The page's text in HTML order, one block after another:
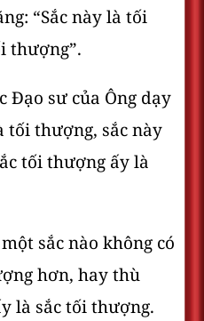
“Sắc này là tối
thượng”.
sư của Ông dạy
tối thượng, sắc này
tối thượng ấy là
sắc nào không có
hơn, hay thù
là sắc tối thượng.